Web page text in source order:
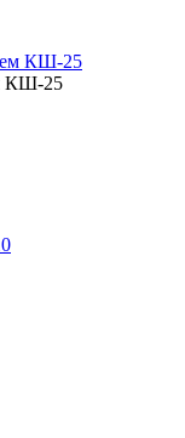
КШ-25